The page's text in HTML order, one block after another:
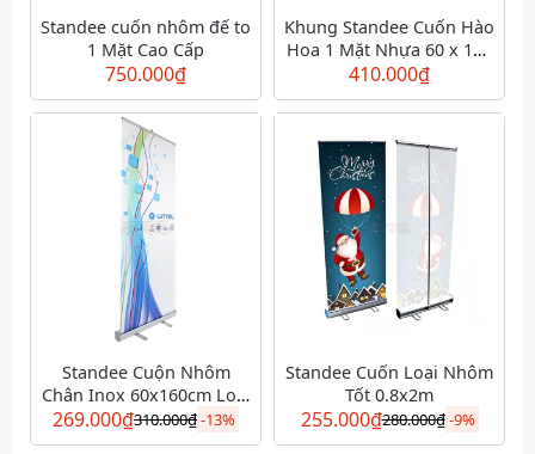
Standee cuốn nhôm đế to
1 Mặt Cao Cấp
750.000₫
Khung Standee Cuốn Hào
Hoa 1 Mặt Nhựa 60 x 160
cm - Giá Cuốn Cao Cấp
410.000₫
Standee Cuộn Nhôm
Chân Inox 60x160cm Loại
Tốt
269.000₫310.000₫-13%
Standee Cuốn Loại Nhôm
Tốt 0.8x2m
255.000₫280.000₫-9%